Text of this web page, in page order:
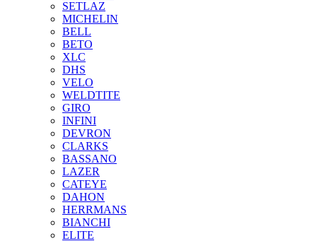
SETLAZ
MICHELIN
BELL
BETO
XLC
DHS
VELO
WELDTITE
GIRO
INFINI
DEVRON
CLARKS
BASSANO
LAZER
CATEYE
DAHON
HERRMANS
BIANCHI
ELITE